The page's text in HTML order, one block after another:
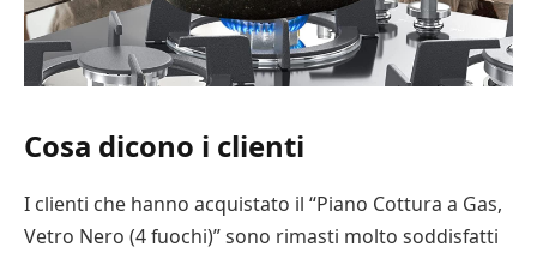
Cosa dicono i clienti
I clienti che hanno acquistato il “Piano Cottura a Gas,
Vetro Nero (4 fuochi)” sono rimasti molto soddisfatti